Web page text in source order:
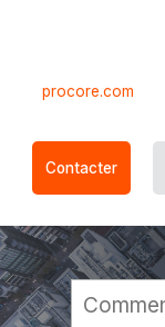
procore.com
Contacter